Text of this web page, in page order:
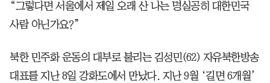
“그렇다면 서울에서 제일 오래 산 나는 명실공히 대한민국
사람 아닌가요?”
북한 민주화 운동의 대부로 불리는 김성민(62) 자유북한방송
대표를 지난 8일 강화도에서 만났다. 지난 9월 ‘길면 6개월’